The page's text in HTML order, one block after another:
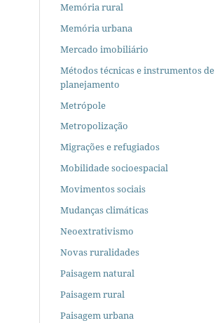
Memória rural
Memória urbana
Mercado imobiliário
Métodos técnicas e instrumentos de
planejamento
Metrópole
Metropolização
Migrações e refugiados
Mobilidade socioespacial
Movimentos sociais
Mudanças climáticas
Neoextrativismo
Novas ruralidades
Paisagem natural
Paisagem rural
Paisagem urbana